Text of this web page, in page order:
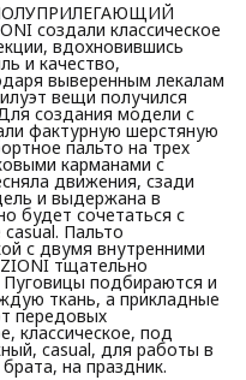
(ПОЛУПРИЛЕГАЮЩИЙ
создали классическое
вдохновившись
и качество,
выверенным лекалам
вещи получился
создания модели с
фактурную шерстяную
пальто на трех
карманами с
движения, сзади
и выдержана в
будет сочетаться с
Пальто
с двумя внутренними
тщательно
подбираются и
ткань, а прикладные
передовых
классическое, под
casual, для работы в
на праздник.